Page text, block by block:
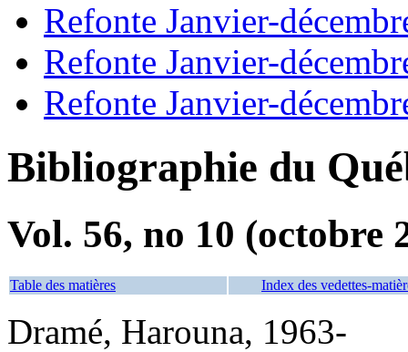
Refonte Janvier-
Refonte Janvier-
Refonte Janvier-
Bibliographie du
Vol. 56, no 10 (octobre
Table des matières Index des vedettes-
Dramé, Harouna, 1963-